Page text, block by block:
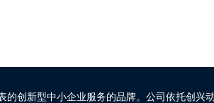
的创新型中小企业服务的品牌。公司依托创